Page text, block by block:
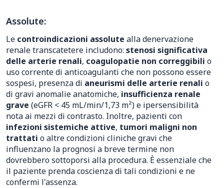
Assolute:
Le controindicazioni assolute alla denervazione
renale transcatetere includono: stenosi significativa
delle arterie renali, coagulopatie non correggibili o
uso corrente di anticoagulanti che non possono essere
sospesi, presenza di aneurismi delle arterie renali o
di gravi anomalie anatomiche, insufficienza renale
grave (eGFR < 45 mL/min/1,73 m²) e ipersensibilità
nota ai mezzi di contrasto. Inoltre, pazienti con
infezioni sistemiche attive, tumori maligni non
trattati o altre condizioni cliniche gravi che
influenzano la prognosi a breve termine non
dovrebbero sottoporsi alla procedura. È essenziale che
il paziente prenda coscienza di tali condizioni e ne
confermi l'assenza.